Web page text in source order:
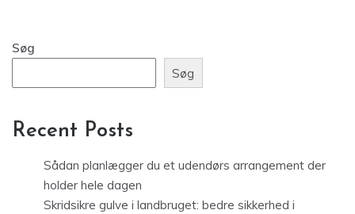
Søg
Søg
Recent Posts
Sådan planlægger du et udendørs arrangement der
holder hele dagen
Skridsikre gulve i landbruget: bedre sikkerhed i